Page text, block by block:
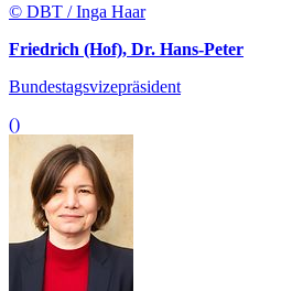
© DBT / Inga Haar
Friedrich (Hof), Dr. Hans-Peter
Bundestagsvizepräsident
()